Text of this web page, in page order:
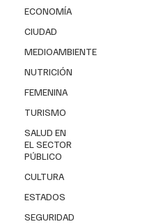
ECONOMÍA
CIUDAD
MEDIOAMBIENTE
NUTRICIÓN
FEMENINA
TURISMO
SALUD EN
EL SECTOR
PÚBLICO
CULTURA
ESTADOS
SEGURIDAD